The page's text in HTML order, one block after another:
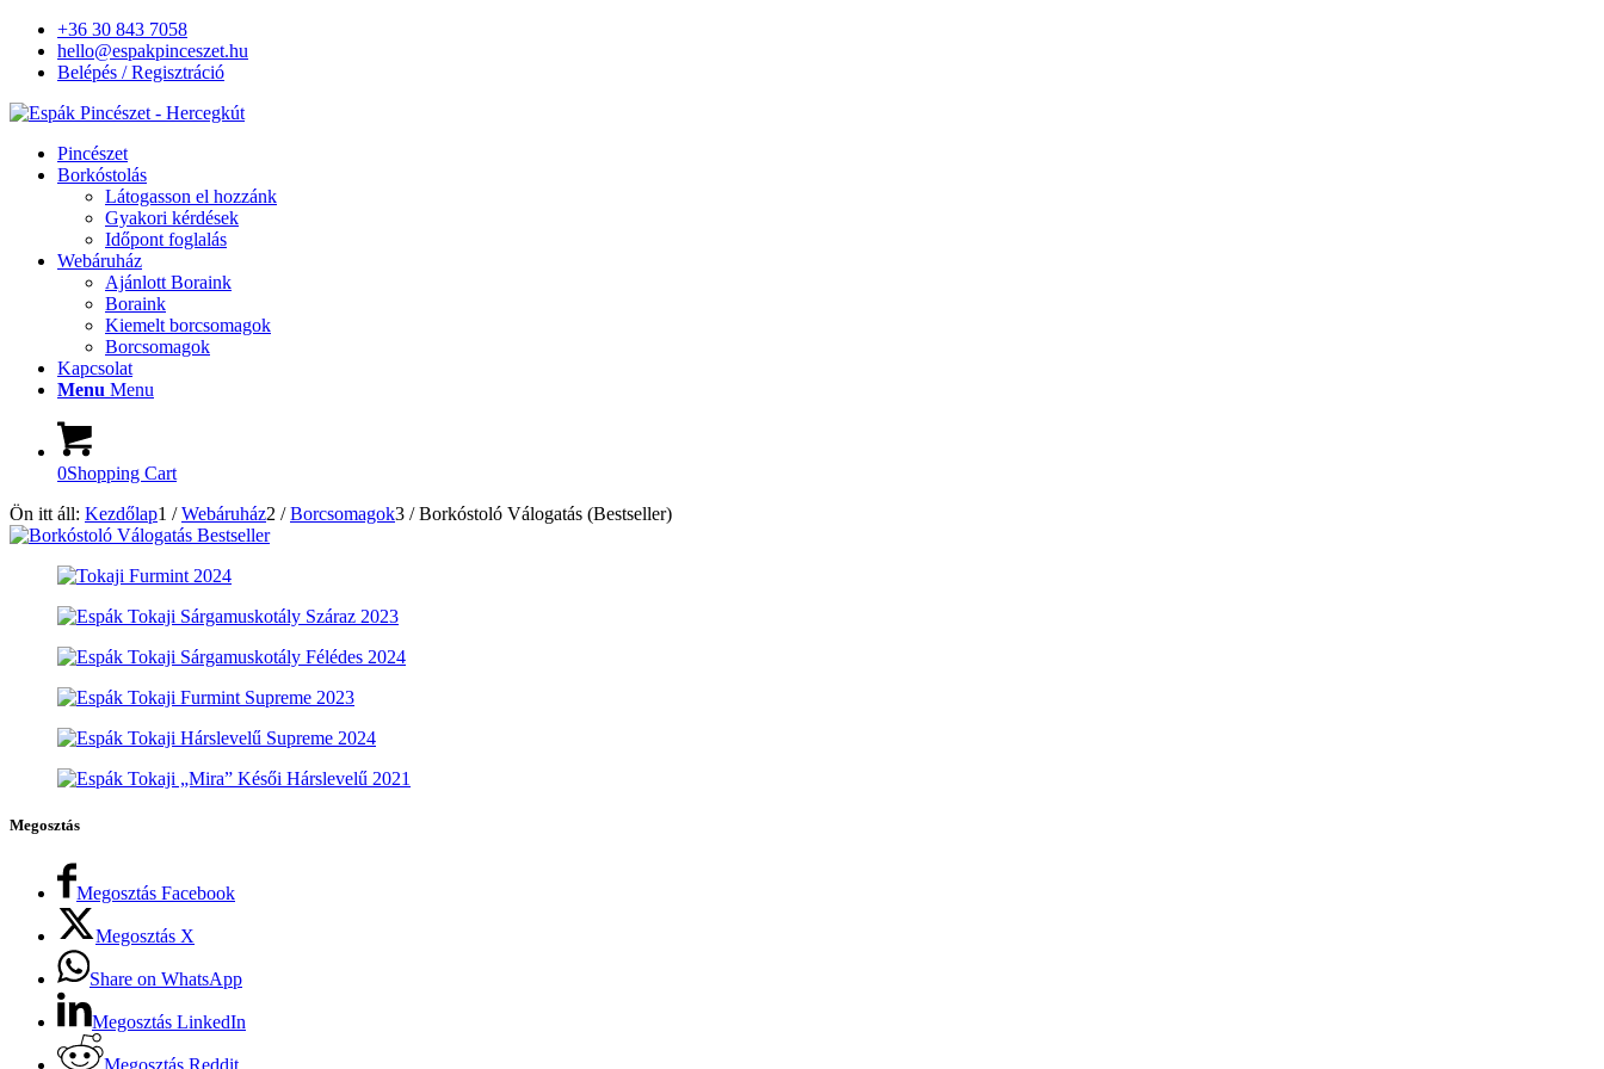
+36 30 843 7058
hello@espakpinceszet.hu
Belépés / Regisztráció
Pincészet
Borkóstolás
Látogasson el hozzánk
Gyakori kérdések
Időpont foglalás
Webáruház
Ajánlott Boraink
Boraink
Kiemelt borcsomagok
Borcsomagok
Kapcsolat
Menu Menu
0Shopping Cart
Ön itt áll: Kezdőlap1 / Webáruház2 / Borcsomagok3 / Borkóstoló Válogatás (Bestseller)
Megosztás
Megosztás Facebook
Megosztás X
Share on WhatsApp
Megosztás LinkedIn